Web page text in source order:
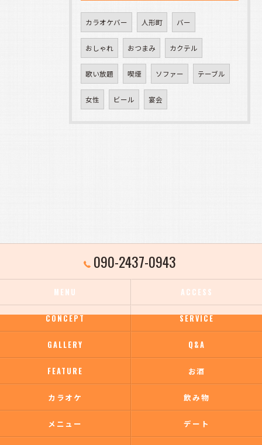
カラオケバー 人形町 バー
おしゃれ おつまみ カクテル
歌い放題 喫煙 ソファー テーブル
女性 ビール 宴会
090-2437-0943
MENU ACCESS
CONCEPT SERVICE
GALLERY Q&A
FEATURE お酒
カラオケ 飲み物
メニュー デート